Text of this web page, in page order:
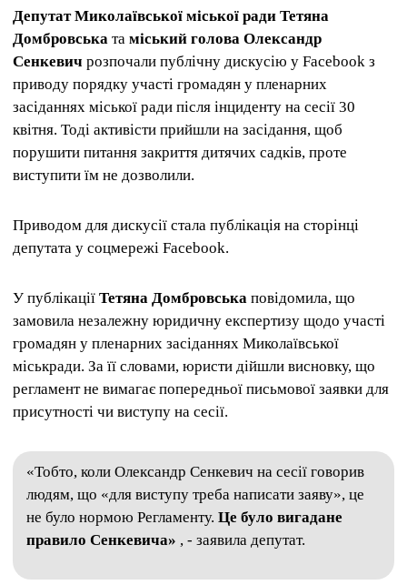
Депутат Миколаївської міської ради Тетяна
Домбровська та міський голова Олександр
Сенкевич розпочали публічну дискусію у Facebook з
приводу порядку участі громадян у пленарних
засіданнях міської ради після інциденту на сесії 30
квітня. Тоді активісти прийшли на засідання, щоб
порушити питання закриття дитячих садків, проте
виступити їм не дозволили.
Приводом для дискусії стала публікація на сторінці
депутата у соцмережі Facebook.
У публікації Тетяна Домбровська повідомила, що
замовила незалежну юридичну експертизу щодо участі
громадян у пленарних засіданнях Миколаївської
міськради. За її словами, юристи дійшли висновку, що
регламент не вимагає попередньої письмової заявки для
присутності чи виступу на сесії.
«Тобто, коли Олександр Сенкевич на сесії говорив
людям, що «для виступу треба написати заяву», це
не було нормою Регламенту. Це було вигадане
правило Сенкевича» , - заявила депутат.